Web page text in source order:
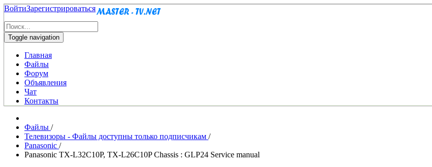
ВойтиЗарегистрироваться
Toggle navigation
Главная
Файлы
Форум
Объявления
Чат
Контакты
Файлы /
Телевизоры - Файлы доступны только подписчикам /
Panasonic /
Panasonic TX-L32C10P, TX-L26C10P Chassis : GLP24 Service manual